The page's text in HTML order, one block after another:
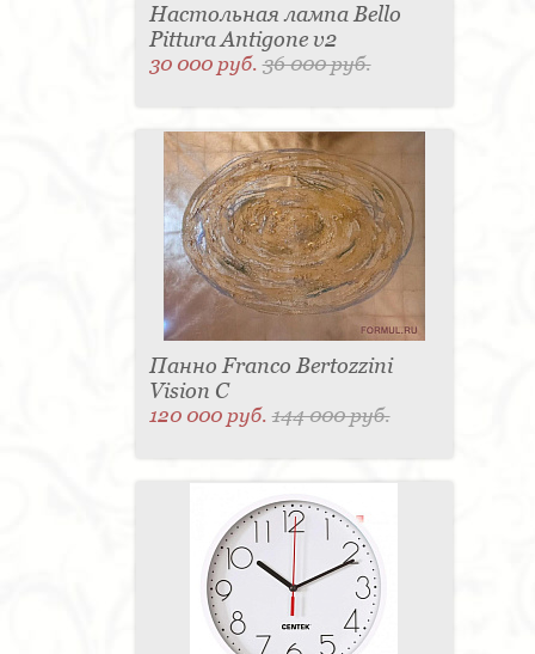
Настольная лампа Bello
Pittura Antigone v2
30 000 руб.36 000 руб.
Панно Franco Bertozzini
Vision С
120 000 руб.144 000 руб.